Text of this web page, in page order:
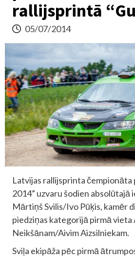
rallijsprintā
05/07/2014
Latvijas rallijsprinta čempionāta
2014” uzvaru šodien absolūtajā
Mārtiņš Svilis/Ivo Pūķis, kamēr
piedziņas kategorijā pirmā vieta
Neikšānam/Aivim Aizsilniekam.
Sviļa ekipāža pēc pirmā